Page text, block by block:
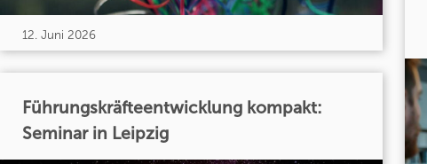
12. Juni 2026
Führungskräfteentwicklung kompakt:
Seminar in Leipzig